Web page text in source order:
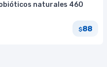
naturales 460
$88